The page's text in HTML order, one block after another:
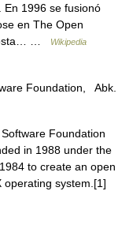
En 1996 se fusionó
en The Open
…
Wikipedia
Foundation, Abk.
Foundation
in 1988 under the
to create an open
operating system.[1]